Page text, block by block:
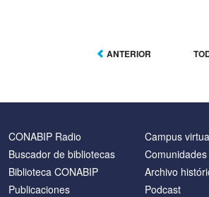
ANTERIOR
CONABIP Radio
Buscador de bibliotecas
Biblioteca CONABIP
Publicaciones
Campus
Archivo
Podcast